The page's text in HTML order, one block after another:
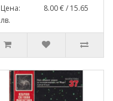
Цена: 8.00 € / 15.65
лв.